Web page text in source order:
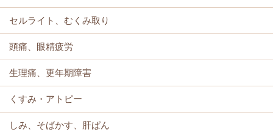
セルライト、むくみ取り
頭痛、眼精疲労
生理痛、更年期障害
くすみ・アトピー
しみ、そばかす、肝ぱん